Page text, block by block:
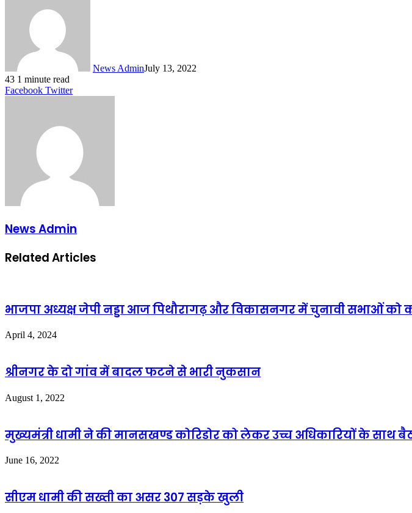
News AdminJuly 13, 2022
43 1 minute read
Facebook TwitterLinkedIn
Tumblr
Pinterest
Reddit
VKontakte
Share
Print
News Admin
Related Articles
भाजपा अध्यक्ष जेपी नड्डा आज पिथौरागढ़ और विकासनगर में चुनावी सभाओं को
April 4, 2024
श्रीनगर के दो गांव में बादल फटने से भारी नुकसान
August 1, 2022
मुख्यमंत्री धामी ने की मानसखण्ड कोरिडोर को लेकर उच्च अधिकारियों के साथ
June 16, 2022
सीएम धामी की सख्ती का असर 307 सड़के खुली